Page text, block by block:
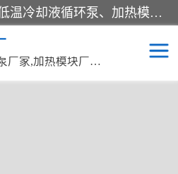
郑州杜甫仪器厂主营：低温冷却液循环泵、加热模块、水热合成反应釜、水油浴锅、旋转蒸发器、循环水真空泵等产品。郑州杜甫仪器厂在众多的教学仪器行业中依靠科技力量扬长避短、迅速发展，成为国家教委*生产教学仪器的厂家，产品具有国内良好水平，主导产品通过ISO9002质量认证。
低温冷却液循环泵厂家,加热模块厂家,水热合成反应釜厂家,水油浴锅厂家,旋转蒸发器厂家